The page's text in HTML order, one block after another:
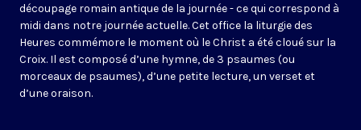
découpage romain antique de la journée - ce qui correspond à
midi dans notre journée actuelle. Cet office la liturgie des
Heures commémore le moment où le Christ a été cloué sur la
Croix. Il est composé d’une hymne, de 3 psaumes (ou
morceaux de psaumes), d’une petite lecture, un verset et
d’une oraison.